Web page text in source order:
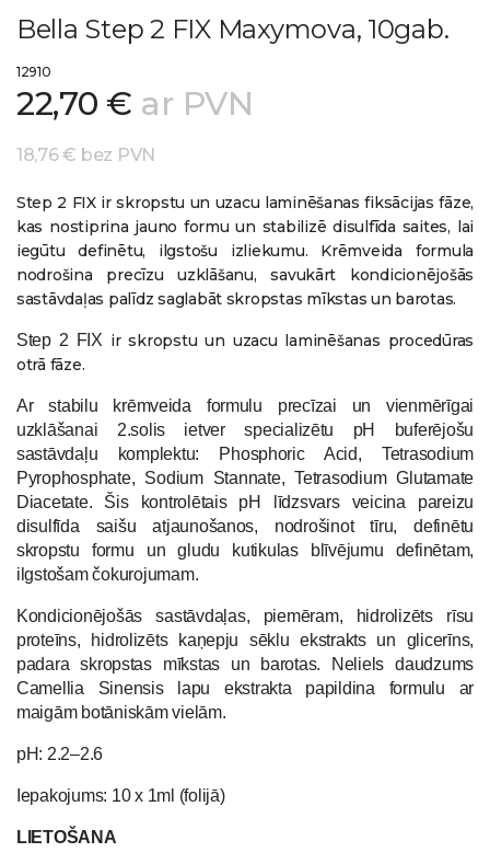
Bella Step 2 FIX Maxymova, 10gab.
12910
22,70 € ar PVN
18,76 € bez PVN
Step 2 FIX ir skropstu un uzacu laminēšanas fiksācijas fāze,
kas nostiprina jauno formu un stabilizē disulfīda saites, lai
iegūtu definētu, ilgstošu izliekumu. Krēmveida formula
nodrošina precīzu uzklāšanu, savukārt kondicionējošās
sastāvdaļas palīdz saglabāt skropstas mīkstas un barotas.
Step 2 FIX ir skropstu un uzacu laminēšanas procedūras
otrā fāze.
Ar stabilu krēmveida formulu precīzai un vienmērīgai
uzklāšanai 2.solis ietver specializētu pH buferējošu
sastāvdaļu komplektu: Phosphoric Acid, Tetrasodium
Pyrophosphate, Sodium Stannate, Tetrasodium Glutamate
Diacetate. Šis kontrolētais pH līdzsvars veicina pareizu
disulfīda saišu atjaunošanos, nodrošinot tīru, definētu
skropstu formu un gludu kutikulas blīvējumu definētam,
ilgstošam čokurojumam.
Kondicionējošās sastāvdaļas, piemēram, hidrolizēts rīsu
proteīns, hidrolizēts kaņepju sēklu ekstrakts un glicerīns,
padara skropstas mīkstas un barotas. Neliels daudzums
Camellia Sinensis lapu ekstrakta papildina formulu ar
maigām botāniskām vielām.
pH: 2.2–2.6
Iepakojums: 10 x 1ml (folijā)
LIETOŠANA